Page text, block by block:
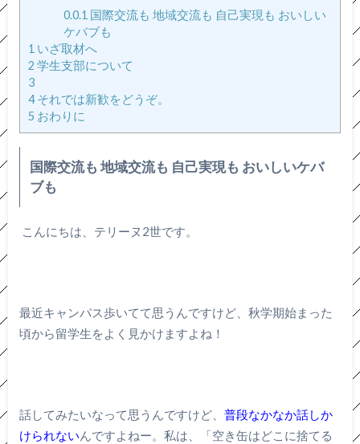
0.0.1 国際交流も 地域交流も 自己実現も おいしい
ケバブも
1 いざ取材へ
2 学生支部について
3
4それでは新歓をどうぞ。
5 おわりに
国際交流も 地域交流も 自己実現も おいしいケバ
ブも
こんにちは、テリーヌ2世です。
最近キャンパス歩いてて思うんですけど、秋学期始まった
頃から留学生をよく見かけますよね！
話してみたいなって思うんですけど、 普段なかなか話しか
けられないんですよねー。私は、「空き缶はどこに捨てる